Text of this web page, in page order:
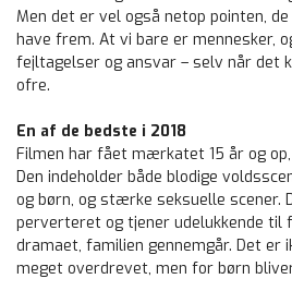
Men det er vel også netop pointen,
have frem. At vi bare er mennesker,
fejltagelser og ansvar – selv når det
ofre.
En af de bedste i 2018
Filmen har fået mærkatet 15 år og
Den indeholder både blodige
og børn, og stærke seksuelle scener.
perverteret og tjener udelukkende til
dramaet, familien gennemgår. Det er
meget overdrevet, men for børn